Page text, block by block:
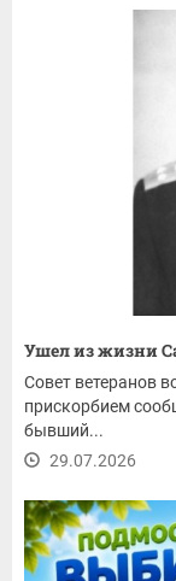
Ушел из жизни
Совет ветеранов
прискорбием
бывший...
29.07.2026